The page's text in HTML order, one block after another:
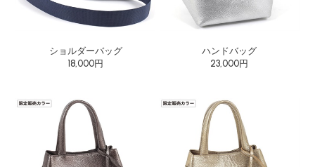
ショルダーバッグ
18,000円
ハンドバッグ
23,000円